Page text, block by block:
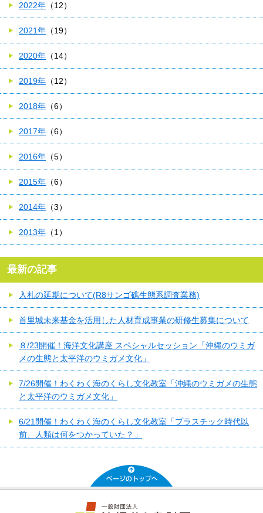
2022年 （12）
2021年 （19）
2020年 （14）
2019年 （12）
2018年 （6）
2017年 （6）
2016年 （5）
2015年 （6）
2014年 （3）
2013年 （1）
最新の記事
入札の延期について(R8サンゴ礁生態系調査業務)
首里城未来基金を活用した人材育成事業の研修生募集について
８/23開催！海洋文化講座 スペシャルセッション「沖縄のウミガ
メの生態と太平洋のウミガメ文化」
7/26開催！わくわく海のくらし文化教室「沖縄のウミガメの生態
と太平洋のウミガメ文化」
6/21開催！わくわく海のくらし文化教室「プラスチック時代以
前、人類は何をつかっていた？」